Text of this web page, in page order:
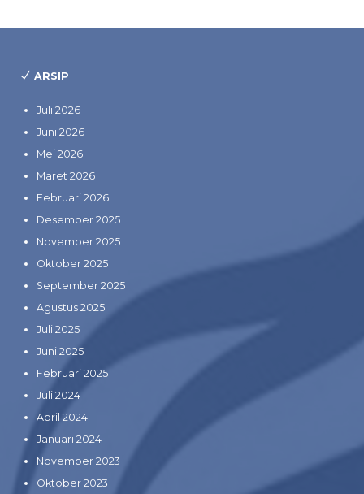
ARSIP
Juli 2026
Juni 2026
Mei 2026
Maret 2026
Februari 2026
Desember 2025
November 2025
Oktober 2025
September 2025
Agustus 2025
Juli 2025
Juni 2025
Februari 2025
Juli 2024
April 2024
Januari 2024
November 2023
Oktober 2023